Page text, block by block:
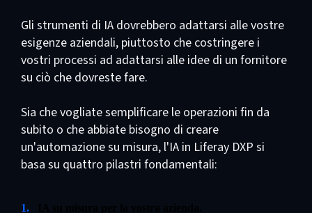
Gli strumenti di IA dovrebbero adattarsi alle vostre
esigenze aziendali, piuttosto che costringere i
vostri processi ad adattarsi alle idee di un fornitore
su ciò che dovreste fare.
Sia che vogliate semplificare le operazioni fin da
subito o che abbiate bisogno di creare
un'automazione su misura, l'IA in Liferay DXP si
basa su quattro pilastri fondamentali: